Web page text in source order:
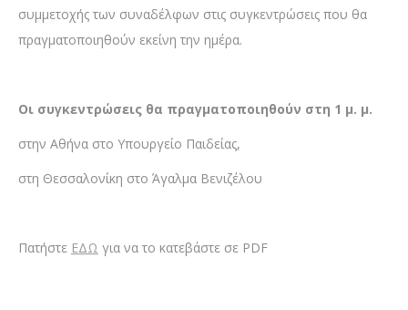
συμμετοχής των συναδέλφων στις συγκεντρώσεις που θα
πραγματοποιηθούν εκείνη την ημέρα.
Οι συγκεντρώσεις θα πραγματοποιηθούν στη 1 μ. μ.
στην Αθήνα στο Υπουργείο Παιδείας,
στη Θεσσαλονίκη στο Άγαλμα Βενιζέλου
Πατήστε ΕΔΩ για να το κατεβάστε σε PDF